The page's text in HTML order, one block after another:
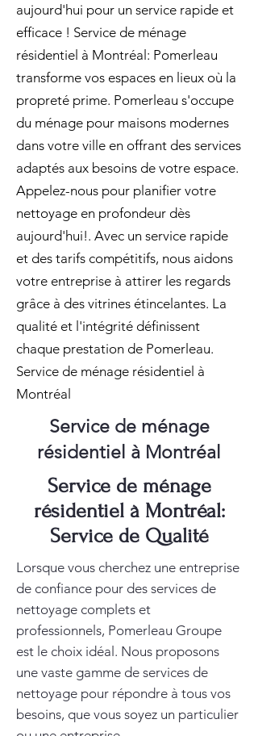
aujourd'hui pour un service rapide et
efficace ! Service de ménage
résidentiel à Montréal: Pomerleau
transforme vos espaces en lieux où la
propreté prime. Pomerleau s'occupe
du ménage pour maisons modernes
dans votre ville en offrant des services
adaptés aux besoins de votre espace.
Appelez-nous pour planifier votre
nettoyage en profondeur dès
aujourd'hui!. Avec un service rapide
et des tarifs compétitifs, nous aidons
votre entreprise à attirer les regards
grâce à des vitrines étincelantes. La
qualité et l'intégrité définissent
chaque prestation de Pomerleau.
Service de ménage résidentiel à
Montréal
Service de ménage
résidentiel à Montréal
Service de ménage
résidentiel à Montréal:
Service de Qualité
Lorsque vous cherchez une entreprise
de confiance pour des services de
nettoyage complets et
professionnels, Pomerleau Groupe
est le choix idéal. Nous proposons
une vaste gamme de services de
nettoyage pour répondre à tous vos
besoins, que vous soyez un particulier